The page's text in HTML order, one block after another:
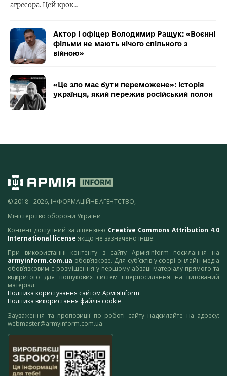
агресора. Цей крок…
Актор і офіцер Володимир Ращук: «Воєнні
фільми не мають нічого спільного з
війною»
«Це зло має бути переможене»: історія
українця, який пережив російський полон
© 2018 - 2026, ІНФОРМАЦІЙНЕ АГЕНТСТВО,
Міністерство оборони України
Контент доступний за ліцензією Creative Commons Attribution 4.0
International license якщо не зазначено інше.
При використанні контенту з сайту АрміяInform посилання на
armyinform.com.ua обов’язкове. Для суб’єктів у сфері онлайн-медіа
обов’язковим є розміщення у першому абзаці матеріалу прямого та
відкритого для пошукових систем гіперпосилання на цитований
матеріал.
Політика користування сайтом АрміяInform
Політика використання файлів cookie
Зауваження та пропозиції по роботі сайту надсилайте на адресу:
webmaster@armyinform.com.ua